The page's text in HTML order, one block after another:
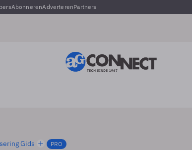
AbonnerenAdverterenPartners
Gids PRO